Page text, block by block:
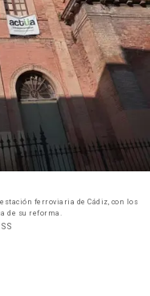
ferroviaria de Cádiz, con los
de su reforma.